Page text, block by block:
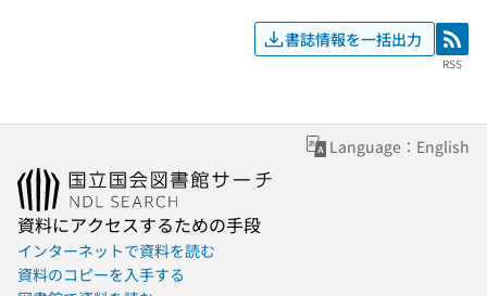
書誌情報を一括出力 RSS
RSS
Language：English
資料にアクセスするための手段
インターネットで資料を読む
資料のコピーを入手する